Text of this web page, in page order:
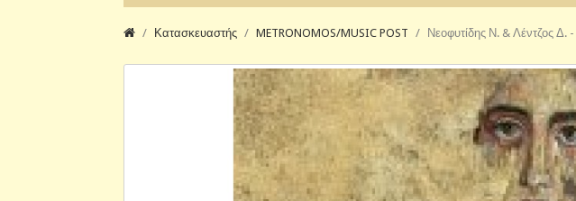
Κατασκευαστής METRONOMOS/MUSIC POST Νεοφυτίδης Ν. & Λέντζος Δ.